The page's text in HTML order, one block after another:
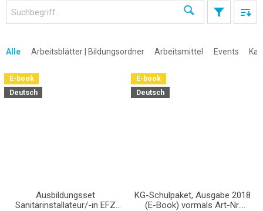
Suchen
Alle Arbeitsblätter | Bildungsordner Arbeitsmittel Events
E-book
Deutsch
Ausbildungsset
Sanitärinstallateur/-in EFZ
E-book
Deutsch
KG-Schulpaket, Ausgabe 2018
(E-Book) vormals Art-Nr.